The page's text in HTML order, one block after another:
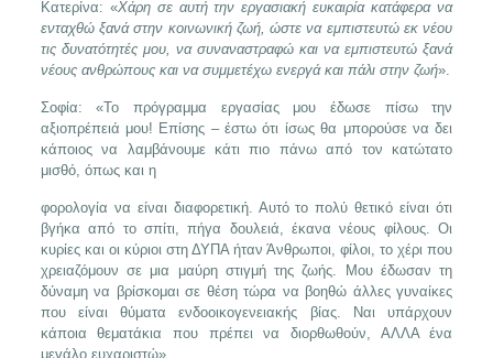
Κατερίνα: «Χάρη σε αυτή την εργασιακή ευκαιρία κατάφερα να
ενταχθώ ξανά στην κοινωνική ζωή, ώστε να εμπιστευτώ εκ νέου
τις δυνατότητές μου, να συναναστραφώ και να εμπιστευτώ ξανά
νέους ανθρώπους και να συμμετέχω ενεργά και πάλι στην ζωή».
Σοφία: «Το πρόγραμμα εργασίας μου έδωσε πίσω την
αξιοπρέπειά μου! Επίσης – έστω ότι ίσως θα μπορούσε να δει
κάποιος να λαμβάνουμε κάτι πιο πάνω από τον κατώτατο
μισθό, όπως και η
φορολογία να είναι διαφορετική. Αυτό το πολύ θετικό είναι ότι
βγήκα από το σπίτι, πήγα δουλειά, έκανα νέους φίλους. Οι
κυρίες και οι κύριοι στη ΔΥΠΑ ήταν Άνθρωποι, φίλοι, το χέρι που
χρειαζόμουν σε μια μαύρη στιγμή της ζωής. Μου έδωσαν τη
δύναμη να βρίσκομαι σε θέση τώρα να βοηθώ άλλες γυναίκες
που είναι θύματα ενδοοικογενειακής βίας. Ναι υπάρχουν
κάποια θεματάκια που πρέπει να διορθωθούν, ΑΛΛΑ ένα
μεγάλο ευχαριστώ».